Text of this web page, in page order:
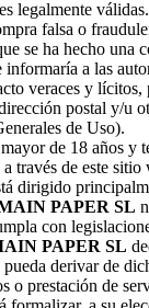
legalmente válidas.
falsa o
se ha hecho una
informaría a las
veraces y
postal y/u
de Uso).
de 18 años y
través de este sitio
dirigido
PAPER SL
con
PAPER SL
derivar de
o prestación de